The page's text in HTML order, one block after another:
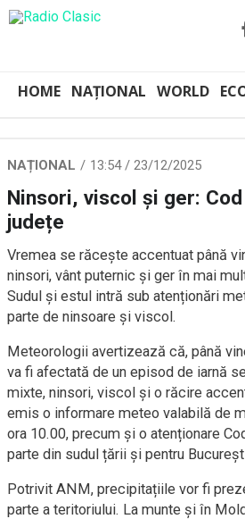
HOME NAȚIONAL WORLD
NAȚIONAL 13:54 / 23/12/2025
Ninsori, viscol și ger:
județe
Vremea se răcește accentuat până
ninsori, vânt puternic și ger în mai
Sudul și estul intră sub atenționări
parte de ninsoare și viscol.
Meteorologii avertizează că, până
va fi afectată de un episod de iarnă
mixte, ninsori, viscol și o răcire
emis o informare meteo valabilă de
ora 10.00, precum și o atenționare
parte din sudul țării și pentru
Potrivit ANM, precipitațiile vor fi
parte a teritoriului. La munte și în